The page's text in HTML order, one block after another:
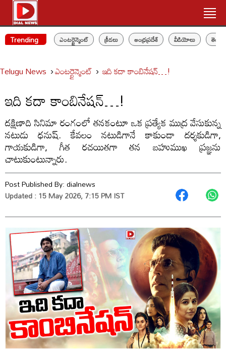
Trending ఎంటర్టైన్మెంట్ క్రీడలు ఆంధ్రప్రదేశ్ వీడియోలు
Telugu News ఎంటర్టైన్మెంట్ ఇది కదా కాంబినేషన్…!
ఇది కదా కాంబినేషన్…!
దక్షిణాది సినిమా రంగంలో తనకంటూ ఒక ప్రత్యేక ముద్ర వేసుకున్న
నటుడు ధనుష్. కేవలం నటుడిగానే కాకుండా దర్శకుడిగా,
గాయకుడిగా, గీత రచయితగా తన బహుముఖ ప్రజ్ఞను
చాటుకుంటున్నారు.
Post Published By:dialnews
Updated : 15 May 2026, 7:15 PM IST